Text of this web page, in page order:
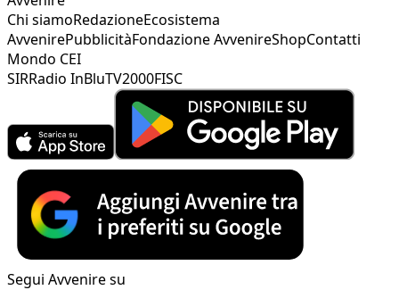
Chi siamoRedazioneEcosistema
AvvenirePubblicitàFondazione AvvenireShopContatti
Mondo CEI
SIRRadio InBluTV2000FISC
Segui Avvenire su